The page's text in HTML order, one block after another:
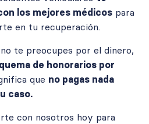
los mejores médicos para
en tu recuperación.
te preocupes por el dinero,
de honorarios por
que no pagas nada
caso.
con nosotros hoy para